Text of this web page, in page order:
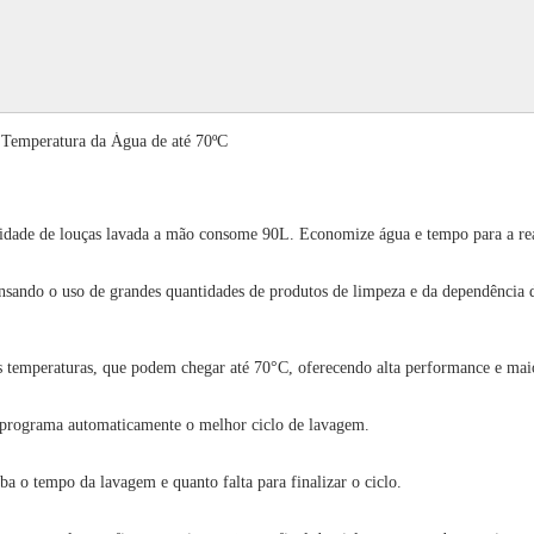
da Água de até 70ºC
de louças lavada a mão consome 90L. Economize água e tempo para a
o uso de grandes quantidades de produtos de limpeza e da
que podem chegar até 70°C, oferecendo alta performance e
automaticamente o melhor ciclo de lavagem.
o tempo da lavagem e quanto falta para finalizar o ciclo.